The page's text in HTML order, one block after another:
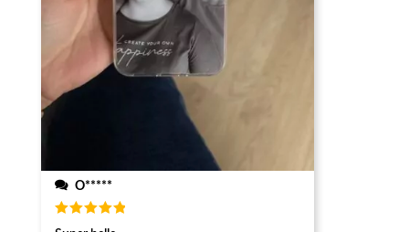
O*****
Note 5